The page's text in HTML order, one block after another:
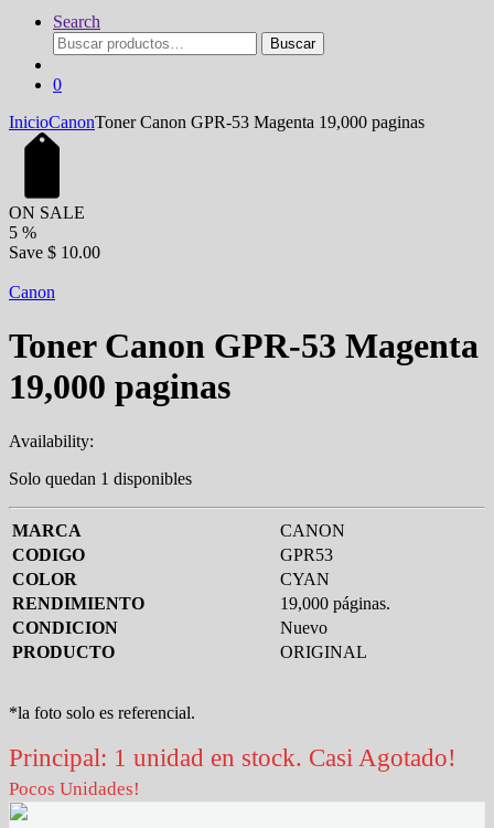
Search
Buscar
por:
Buscar
0
InicioCanonToner Canon GPR-53 Magenta 19,000 paginas
ON SALE
5 %
Save $ 10.00
Canon
Toner Canon GPR-53 Magenta
19,000 paginas
Availability:
Solo quedan 1 disponibles
MARCA
CANON
CODIGO
GPR53
COLOR
CYAN
RENDIMIENTO
19,000 páginas.
CONDICION
Nuevo
PRODUCTO
ORIGINAL
*la foto solo es referencial.
Principal: 1 unidad en stock. Casi Agotado!
Pocos Unidades!